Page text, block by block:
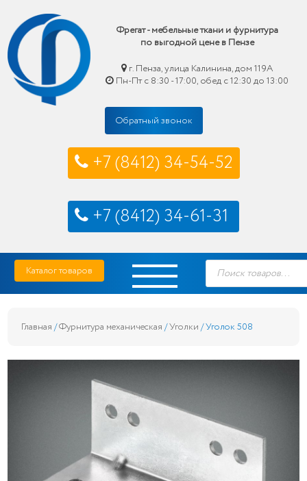
Фрегат - мебельные ткани и фурнитура
по выгодной цене в Пензе
г. Пенза, улица Калинина, дом 119А
Пн-Пт с 8:30 - 17:00, обед с 12:30 до 13:00
Обратный звонок
+7 (8412) 34-54-52
+7 (8412) 34-61-31
Skip
content
Фрегат — мебельные ткани и фурнитура купить по выгодной цене в Пензе
Каталог товаров
Поиск
товаров
Главная /Фурнитура механическая /Уголки / Уголок 508